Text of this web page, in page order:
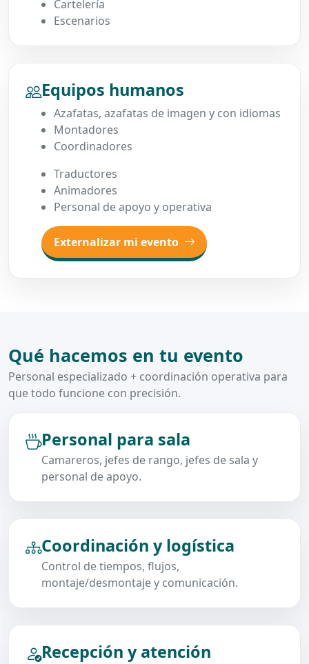
Cartelería
Escenarios
Equipos humanos
Azafatas, azafatas de imagen y con idiomas
Montadores
Coordinadores
Traductores
Animadores
Personal de apoyo y operativa
Externalizar mi evento
Qué hacemos en tu evento
Personal especializado + coordinación operativa para
que todo funcione con precisión.
Personal para sala
Camareros, jefes de rango, jefes de sala y
personal de apoyo.
Coordinación y logística
Control de tiempos, flujos,
montaje/desmontaje y comunicación.
Recepción y atención